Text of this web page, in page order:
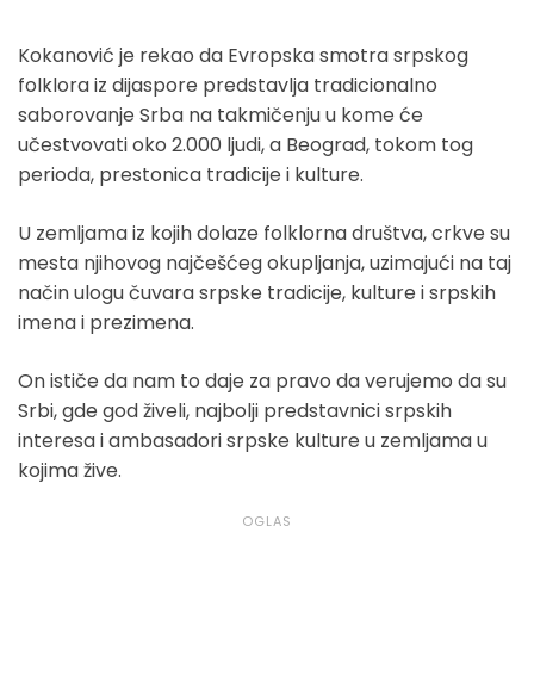
Kokanović je rekao da Evropska smotra srpskog
folklora iz dijaspore predstavlja tradicionalno
saborovanje Srba na takmičenju u kome će
učestvovati oko 2.000 ljudi, a Beograd, tokom tog
perioda, prestonica tradicije i kulture.
U zemljama iz kojih dolaze folklorna društva, crkve su
mesta njihovog najčešćeg okupljanja, uzimajući na taj
način ulogu čuvara srpske tradicije, kulture i srpskih
imena i prezimena.
On ističe da nam to daje za pravo da verujemo da su
Srbi, gde god živeli, najbolji predstavnici srpskih
interesa i ambasadori srpske kulture u zemljama u
kojima žive.